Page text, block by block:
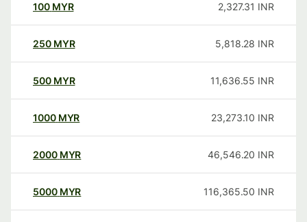
100 MYR 2,327.31 INR
250 MYR 5,818.28 INR
500 MYR 11,636.55 INR
1000 MYR 23,273.10 INR
2000 MYR 46,546.20 INR
5000 MYR 116,365.50 INR